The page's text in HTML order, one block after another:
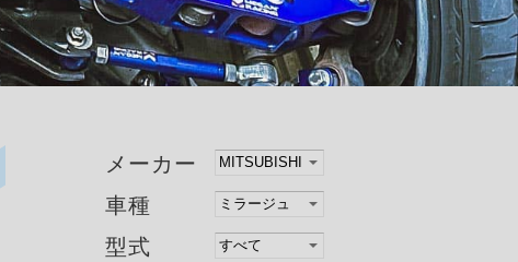
メーカー
車種
型式